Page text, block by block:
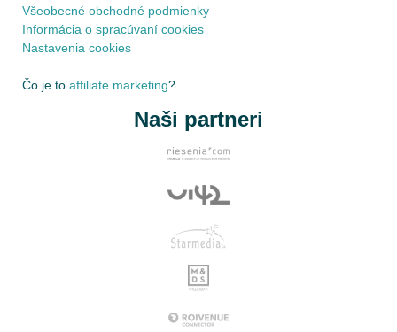
Všeobecné obchodné podmienky
Informácia o spracúvaní cookies
Nastavenia cookies
Čo je to affiliate marketing?
Naši partneri